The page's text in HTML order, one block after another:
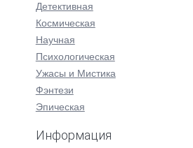
Детективная
Космическая
Научная
Психологическая
Ужасы и Мистика
Фэнтези
Эпическая
Информация